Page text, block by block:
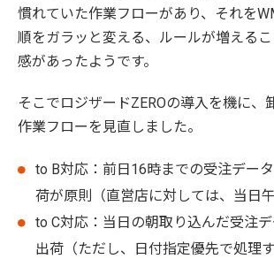
慣れていた作業フローがあり、それを
順をガラッと変える、ルールが増える
感があったようです。
そこでロジザードZEROの導入を機に、
作業フローを見直しました。
to B対応：前日16時までの受注デー
荷が原則（直営店に対しては、当日
to C対応：当日の朝取り込んだ受注
出荷（ただし、日付指定優先で処理す